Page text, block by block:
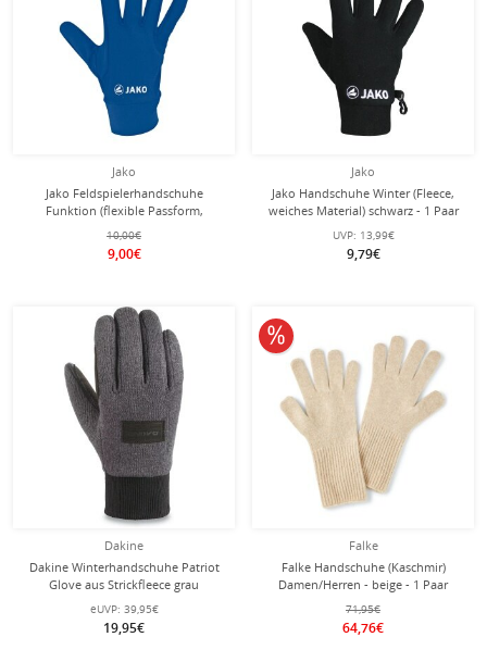
Jako
Jako Feldspielerhandschuhe
Funktion (flexible Passform,
Schnelltrocknend) royalblau - 1 Paar
10,00€
9,00€
Jako
Jako Handschuhe Winter (Fleece,
weiches Material) schwarz - 1 Paar
UVP: 13,99€
9,79€
Dakine
Dakine Winterhandschuhe Patriot
Glove aus Strickfleece grau
eUVP: 39,95€
19,95€
Falke
Falke Handschuhe (Kaschmir)
Damen/Herren - beige - 1 Paar
71,95€
64,76€
10% reduziert